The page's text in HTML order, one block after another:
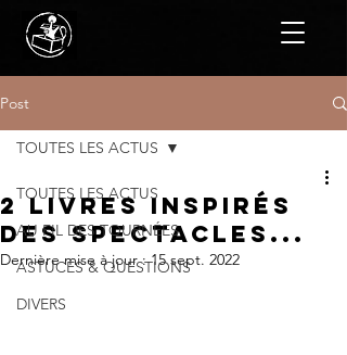
Post
TOUTES LES ACTUS
AU FIL DES TOURNÉES
ASTUCES & QUESTIONS
DIVERS
TOUTES LES ACTUS
2 livres inspirés
des spectacles...
Dernière mise à jour :15 sept. 2022